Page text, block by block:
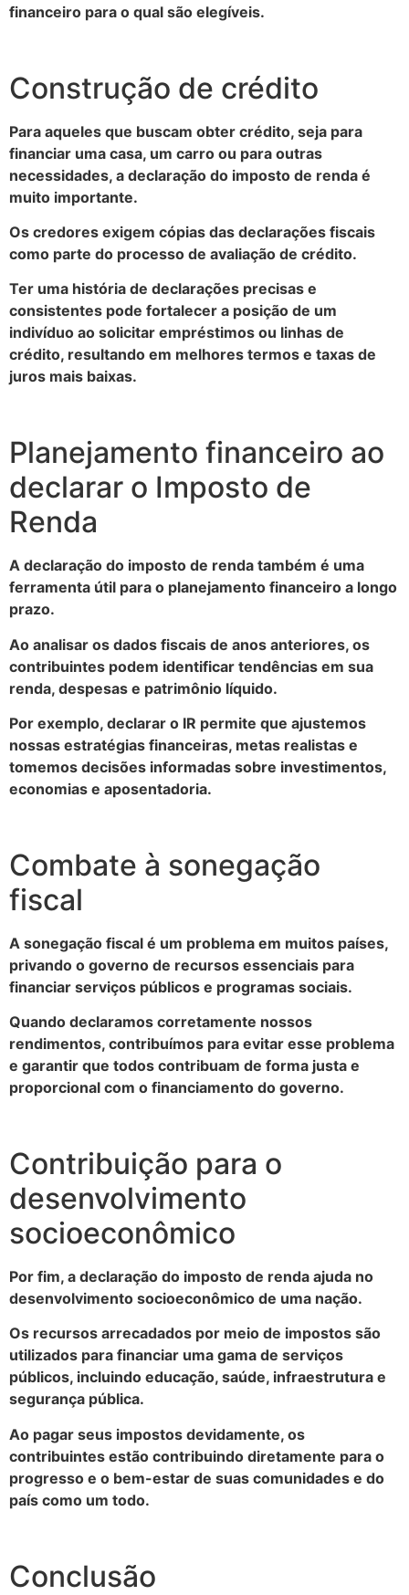
financeiro para o qual são elegíveis.
Construção de crédito
Para aqueles que buscam obter crédito, seja para
financiar uma casa, um carro ou para outras
necessidades, a declaração do imposto de renda é
muito importante.
Os credores exigem cópias das declarações fiscais
como parte do processo de avaliação de crédito.
Ter uma história de declarações precisas e
consistentes pode fortalecer a posição de um
indivíduo ao solicitar empréstimos ou linhas de
crédito, resultando em melhores termos e taxas de
juros mais baixas.
Planejamento financeiro ao
declarar o Imposto de
Renda
A declaração do imposto de renda também é uma
ferramenta útil para o planejamento financeiro a longo
prazo.
Ao analisar os dados fiscais de anos anteriores, os
contribuintes podem identificar tendências em sua
renda, despesas e patrimônio líquido.
Por exemplo, declarar o IR permite que ajustemos
nossas estratégias financeiras, metas realistas e
tomemos decisões informadas sobre investimentos,
economias e aposentadoria.
Combate à sonegação
fiscal
A sonegação fiscal é um problema em muitos países,
privando o governo de recursos essenciais para
financiar serviços públicos e programas sociais.
Quando declaramos corretamente nossos
rendimentos, contribuímos para evitar esse problema
e garantir que todos contribuam de forma justa e
proporcional com o financiamento do governo.
Contribuição para o
desenvolvimento
socioeconômico
Por fim, a declaração do imposto de renda ajuda no
desenvolvimento socioeconômico de uma nação.
Os recursos arrecadados por meio de impostos são
utilizados para financiar uma gama de serviços
públicos, incluindo educação, saúde, infraestrutura e
segurança pública.
Ao pagar seus impostos devidamente, os
contribuintes estão contribuindo diretamente para o
progresso e o bem-estar de suas comunidades e do
país como um todo.
Conclusão